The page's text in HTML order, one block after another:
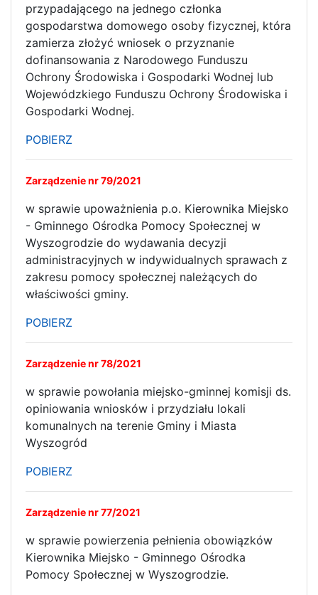
przypadającego na jednego członka
gospodarstwa domowego osoby fizycznej, która
zamierza złożyć wniosek o przyznanie
dofinansowania z Narodowego Funduszu
Ochrony Środowiska i Gospodarki Wodnej lub
Wojewódzkiego Funduszu Ochrony Środowiska i
Gospodarki Wodnej.
POBIERZ
Zarządzenie nr 79/2021
w sprawie upoważnienia p.o. Kierownika Miejsko
- Gminnego Ośrodka Pomocy Społecznej w
Wyszogrodzie do wydawania decyzji
administracyjnych w indywidualnych sprawach z
zakresu pomocy społecznej należących do
właściwości gminy.
POBIERZ
Zarządzenie nr 78/2021
w sprawie powołania miejsko-gminnej komisji ds.
opiniowania wniosków i przydziału lokali
komunalnych na terenie Gminy i Miasta
Wyszogród
POBIERZ
Zarządzenie nr 77/2021
w sprawie powierzenia pełnienia obowiązków
Kierownika Miejsko - Gminnego Ośrodka
Pomocy Społecznej w Wyszogrodzie.